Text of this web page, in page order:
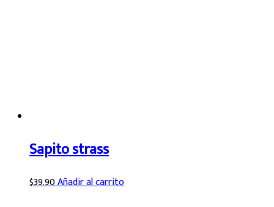
Sapito strass
$39.90Añadir al carrito